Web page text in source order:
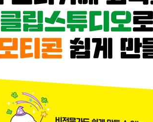
클립스튜디오 시작하기 / 작업 환경 설정하기
정 세팅하기 / 신규 파일 만들기 / 신규 설정
러프 레이어 불투명도와 잠금 / 브러시 설정하
채색하기 / 이모티콘 부피감 결정하기
숙녀_ 김정은 작가
션 작업창인 타임라인 활성화하기